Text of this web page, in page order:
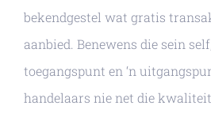
bekendgestel wat gratis
aanbied. Benewens die sein
toegangspunt en ‘n
handelaars nie net die